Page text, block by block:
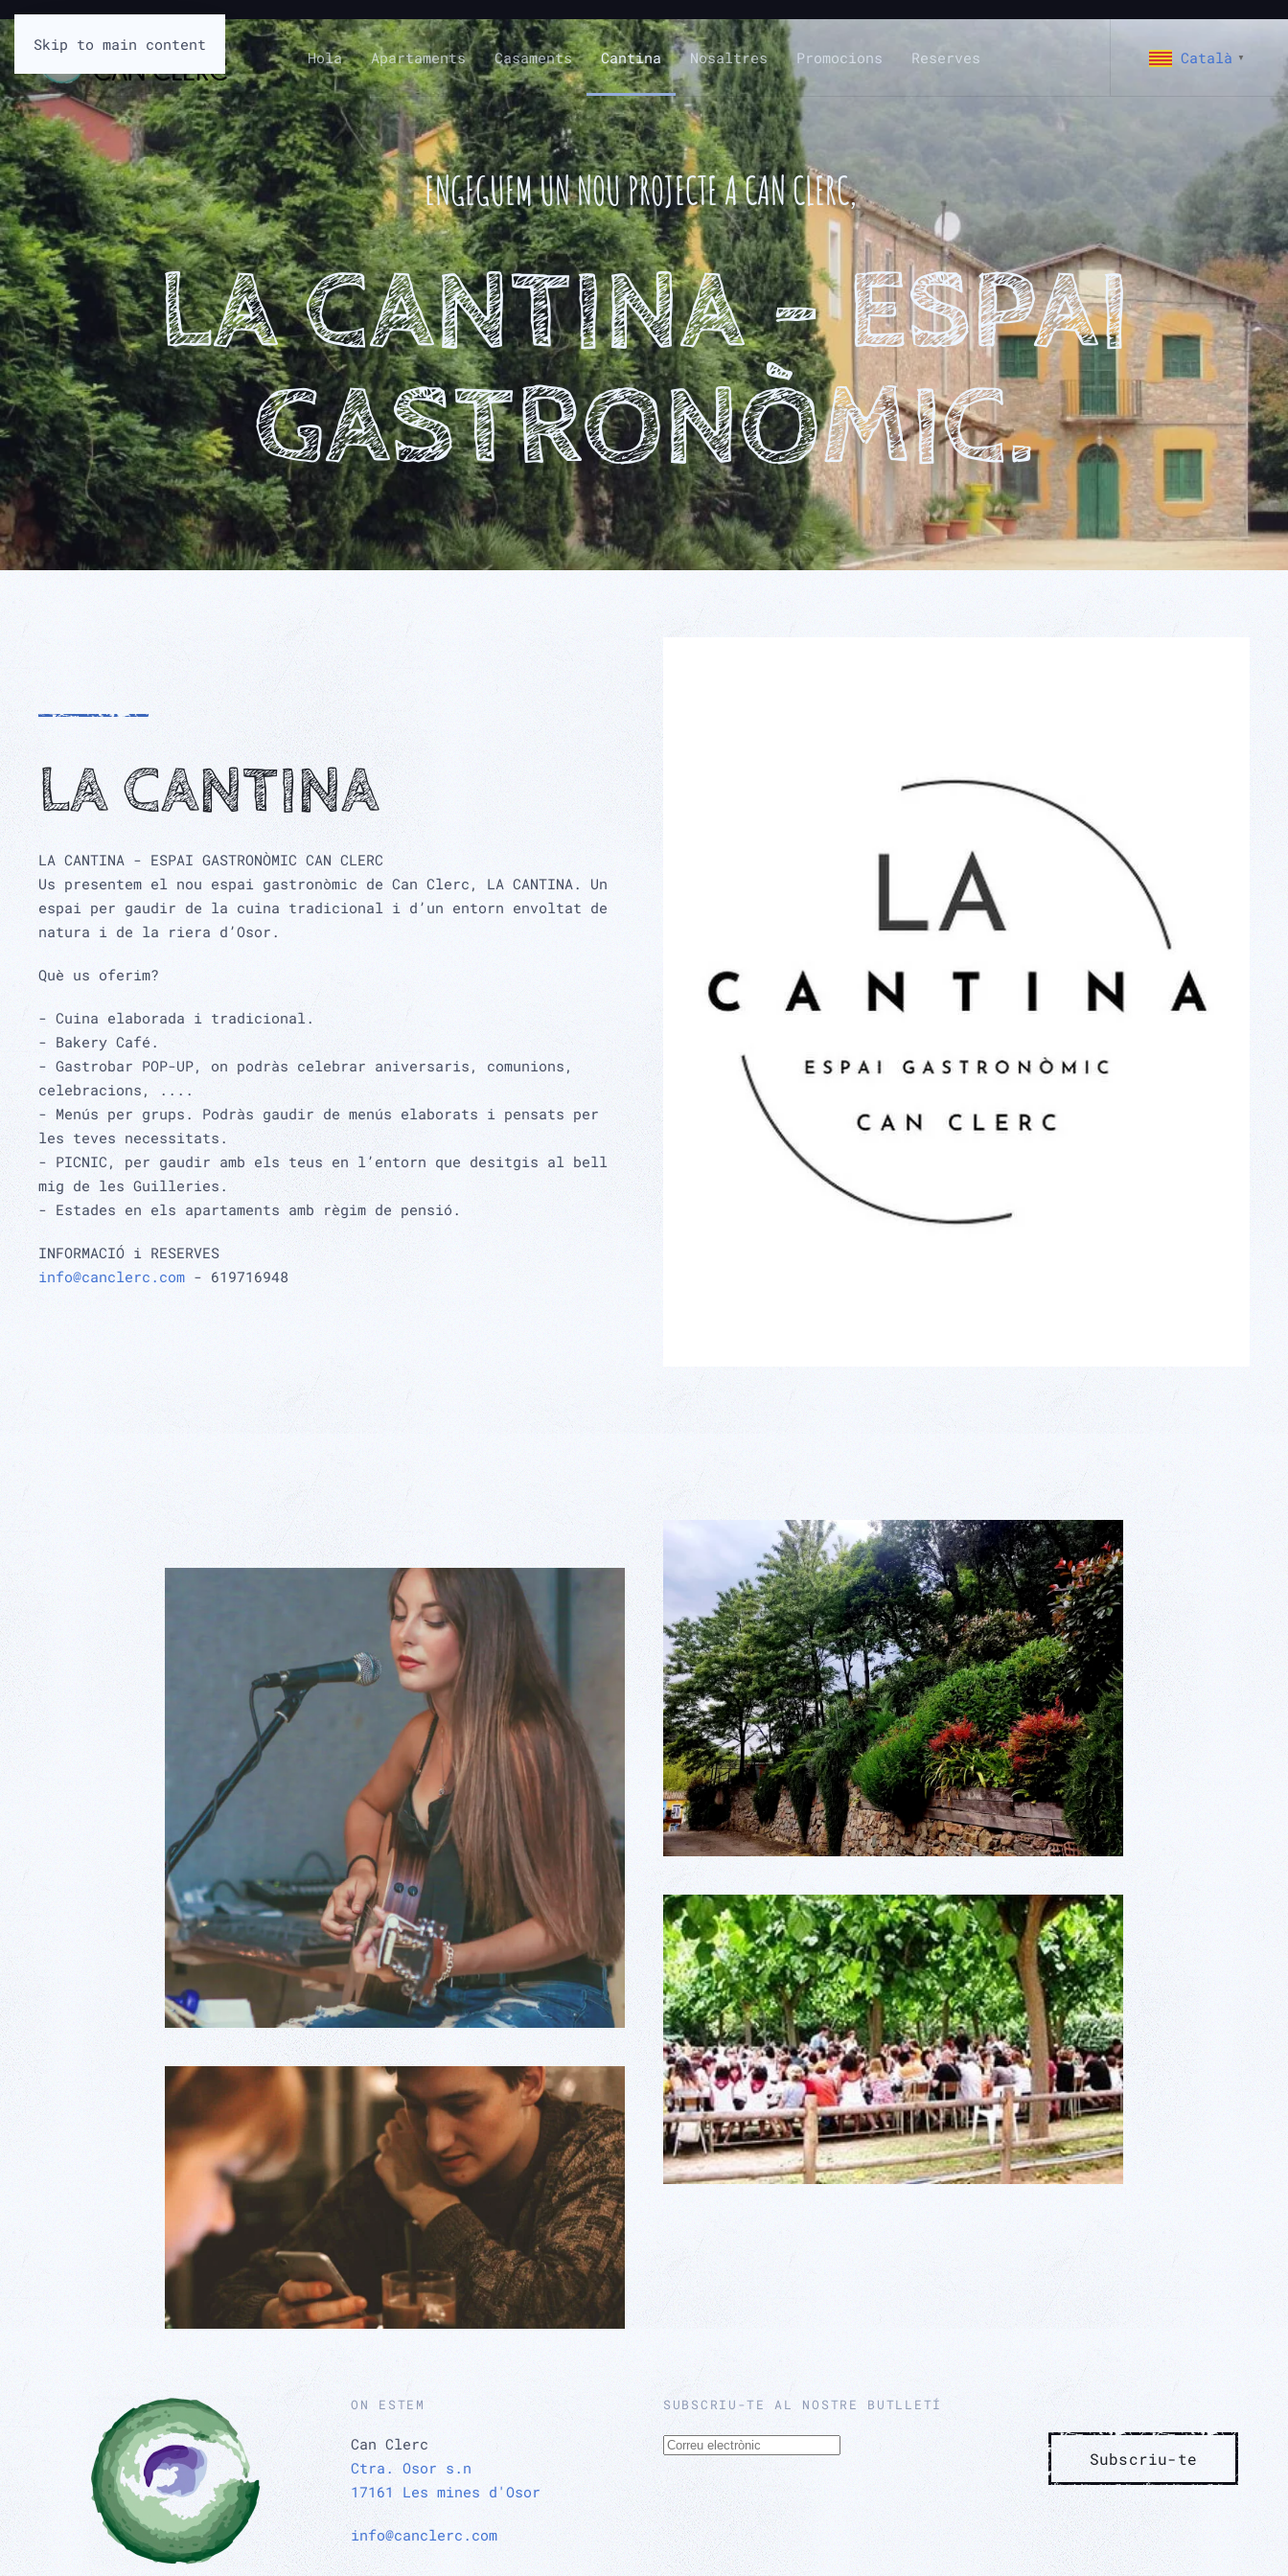
Skip to main content
Hola Apartaments Casaments Cantina Nosaltres Promocions Reserves Català ▼
ENGEGUEM UN NOU PROJECTE A CAN CLERC,
LA CANTINA - ESPAI
GASTRONÒMIC.
LA CANTINA
LA CANTINA - ESPAI GASTRONÒMIC CAN CLERC
Us presentem el nou espai gastronòmic de Can Clerc, LA CANTINA. Un
espai per gaudir de la cuina tradicional i d’un entorn envoltat de
natura i de la riera d’Osor.
Què us oferim?
- Cuina elaborada i tradicional.
- Bakery Café.
- Gastrobar POP-UP, on podràs celebrar aniversaris, comunions,
celebracions, ....
- Menús per grups. Podràs gaudir de menús elaborats i pensats per
les teves necessitats.
- PICNIC, per gaudir amb els teus en l’entorn que desitgis al bell
mig de les Guilleries.
- Estades en els apartaments amb règim de pensió.
INFORMACIÓ i RESERVES
info@canclerc.com - 619716948
ON ESTEM
Can Clerc
Ctra. Osor s.n
17161 Les mines d'Osor
info@canclerc.com
SUBSCRIU-TE AL NOSTRE BUTLLETÍ
Subscriu-te